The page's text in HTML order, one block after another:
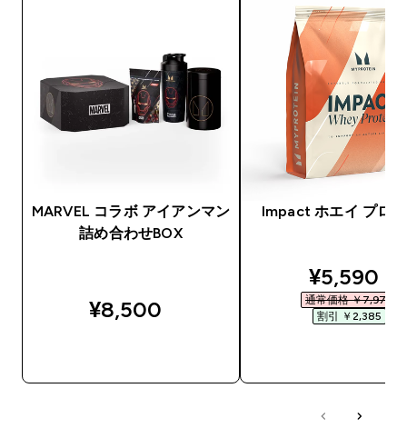
MARVEL コラボ アイアンマン
詰め合わせBOX
¥8,500‎
Impact ホエイ プロ
¥5,590‎
通常価格 ￥7,975‎
割引 ￥2,385‎